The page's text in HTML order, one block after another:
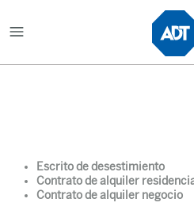
Escrito de desestimiento
Contrato de alquiler
Contrato de alquiler negocio